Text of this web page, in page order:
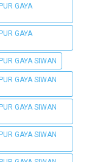
GAYA
GAYA
GAYA SIWAN
GAYA SIWAN
GAYA SIWAN
GAYA SIWAN